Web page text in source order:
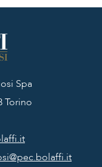
Spa
Torino